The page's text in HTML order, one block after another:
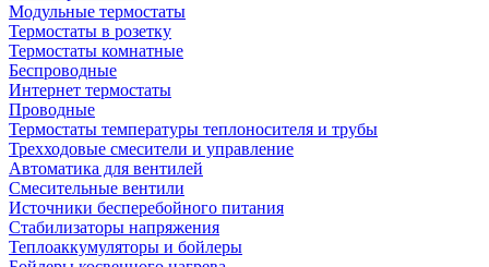
Модульные термостаты
Термостаты в розетку
Термостаты комнатные
Беспроводные
Интернет термостаты
Проводные
Термостаты температуры теплоносителя и трубы
Трехходовые смесители и управление
Автоматика для вентилей
Смесительные вентили
Источники бесперебойного питания
Стабилизаторы напряжения
Теплоаккумуляторы и бойлеры